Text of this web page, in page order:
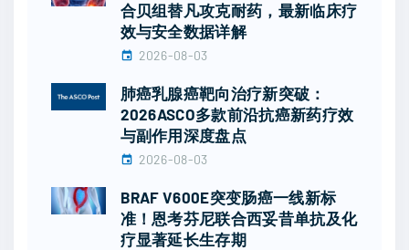
合贝组替凡攻克耐药，最新临床疗
效与安全数据详解
2026-08-03
肺癌乳腺癌靶向治疗新突破：
2026ASCO多款前沿抗癌新药疗效
与副作用深度盘点
2026-08-03
BRAF V600E突变肠癌一线新标
准！恩考芬尼联合西妥昔单抗及化
疗显著延长生存期